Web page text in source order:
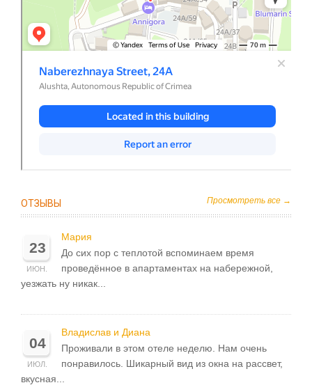
ОТЗЫВЫ Просмотреть все →
23
ИЮН.
Мария
До сих пор с теплотой вспоминаем время
проведённое в апартаментах на набережной,
уезжать ну никак...
04
ИЮЛ.
Владислав и Диана
Проживали в этом отеле неделю. Нам очень
понравилось. Шикарный вид из окна на рассвет,
вкусная...